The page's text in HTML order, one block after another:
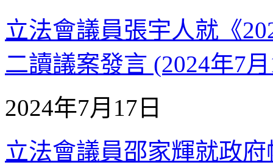
立法會議員張宇人就《
二讀議案發言 (2024年7
2024年7月17日
立法會議員邵家輝就政